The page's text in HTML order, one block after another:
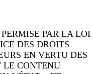
PAR LA LOI
DES DROITS
EN VERTU DES
LE CONTENU